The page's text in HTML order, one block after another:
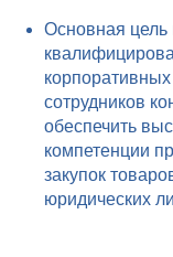
Основная цель
сотрудников
обеспечить
компетенции
закупок
юридических